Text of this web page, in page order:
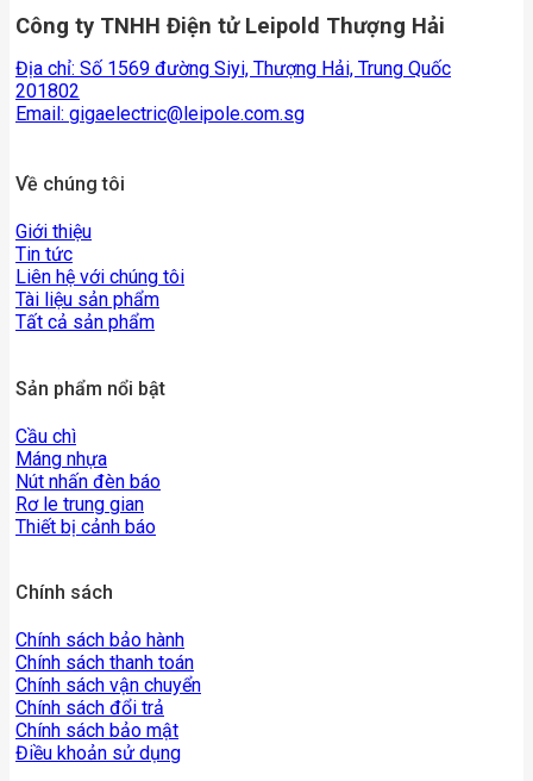
Công ty TNHH Điện tử Leipold Thượng Hải
Địa chỉ: Số 1569 đường Siyi, Thượng Hải, Trung Quốc
201802
Email: gigaelectric@leipole.com.sg
Về chúng tôi
Giới thiệu
Tin tức
Liên hệ với chúng tôi
Tài liệu sản phẩm
Tất cả sản phẩm
Sản phẩm nổi bật
Cầu chì
Máng nhựa
Nút nhấn đèn báo
Rơ le trung gian
Thiết bị cảnh báo
Chính sách
Chính sách bảo hành
Chính sách thanh toán
Chính sách vận chuyển
Chính sách đổi trả
Chính sách bảo mật
Điều khoản sử dụng